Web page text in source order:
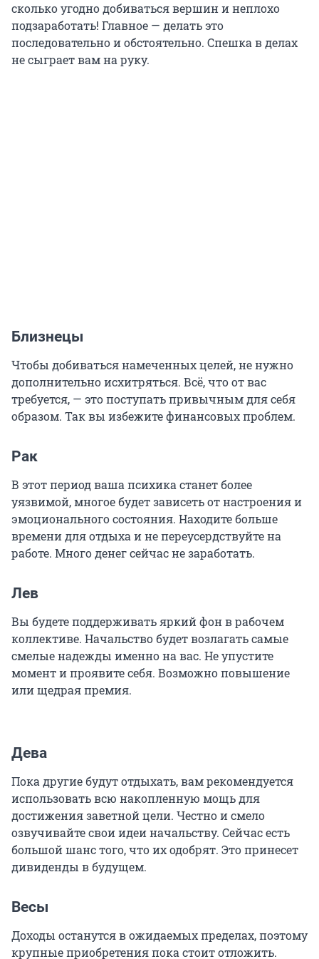
сколько угодно добиваться вершин и неплохо
подзаработать! Главное — делать это
последовательно и обстоятельно. Спешка в делах
не сыграет вам на руку.
Близнецы
Чтобы добиваться намеченных целей, не нужно
дополнительно исхитряться. Всё, что от вас
требуется, — это поступать привычным для себя
образом. Так вы избежите финансовых проблем.
Рак
В этот период ваша психика станет более
уязвимой, многое будет зависеть от настроения и
эмоционального состояния. Находите больше
времени для отдыха и не переусердствуйте на
работе. Много денег сейчас не заработать.
Лев
Вы будете поддерживать яркий фон в рабочем
коллективе. Начальство будет возлагать самые
смелые надежды именно на вас. Не упустите
момент и проявите себя. Возможно повышение
или щедрая премия.
Дева
Пока другие будут отдыхать, вам рекомендуется
использовать всю накопленную мощь для
достижения заветной цели. Честно и смело
озвучивайте свои идеи начальству. Сейчас есть
большой шанс того, что их одобрят. Это принесет
дивиденды в будущем.
Весы
Доходы останутся в ожидаемых пределах, поэтому
крупные приобретения пока стоит отложить.